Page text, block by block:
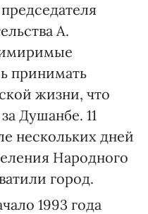
А.
принимать
жизни, что
Душанбе. 11
нескольких дней
Народного
город.
1993 года